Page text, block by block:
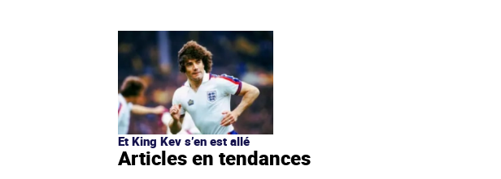
Et King Kev s’en est allé
Articles en tendances